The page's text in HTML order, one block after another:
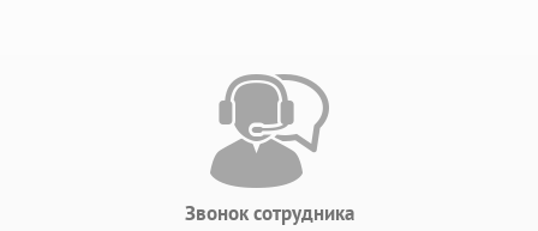
Звонок сотрудника